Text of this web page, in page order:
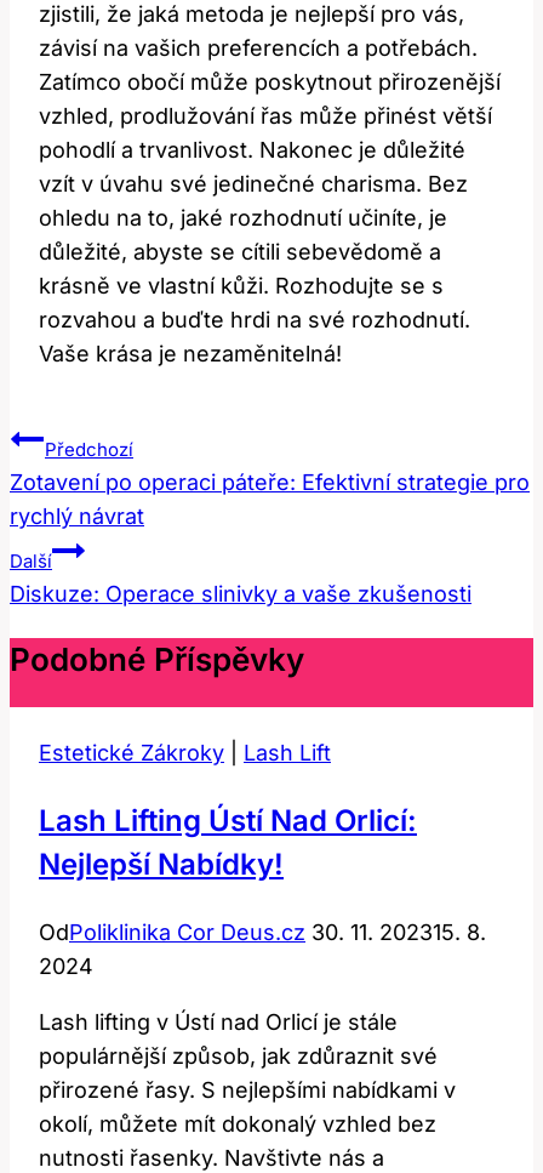
zjistili, že jaká metoda je nejlepší pro vás,
závisí na vašich preferencích a potřebách.
Zatímco obočí může poskytnout přirozenější
vzhled, prodlužování řas může přinést větší
pohodlí a trvanlivost. Nakonec je důležité
vzít v úvahu své jedinečné charisma. Bez
ohledu na to, jaké rozhodnutí učiníte, je
důležité, abyste se cítili sebevědomě a
krásně ve vlastní kůži. Rozhodujte se s
rozvahou a buďte hrdi na své rozhodnutí.
Vaše krása je nezaměnitelná!
Navigace
Pro
Příspěvek
Předchozí
Zotavení po operaci páteře: Efektivní strategie pro
rychlý návrat
Další
Diskuze: Operace slinivky a vaše zkušenosti
Podobné Příspěvky
Estetické Zákroky Lash Lift
Lash Lifting Ústí Nad Orlicí:
Nejlepší Nabídky!
OdPoliklinika Cor Deus.cz 30. 11. 202315. 8.
2024
Lash lifting v Ústí nad Orlicí je stále
populárnější způsob, jak zdůraznit své
přirozené řasy. S nejlepšími nabídkami v
okolí, můžete mít dokonalý vzhled bez
nutnosti řasenky. Navštivte nás a